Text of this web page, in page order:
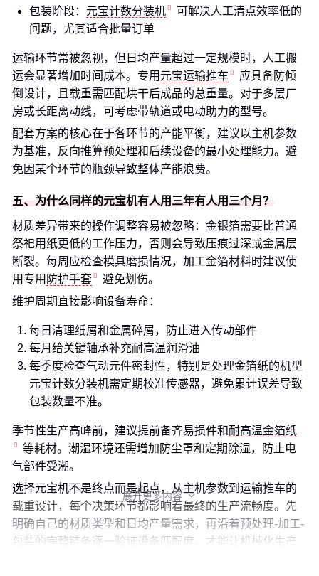
包装阶段： 元宝计数分装机
可解决人工清点效率低的
问题，尤其适合批量订单
运输环节常被忽视，但日均产量超过一定规模时，人工搬
运会显著增加时间成本。专用 元宝运输推车
应具备防倾
倒设计，且载重需匹配烘干后成品的总重量。对于多层厂
房或长距离动线，可考虑带轨道或电动助力的型号。
配套方案的核心在于各环节的产能平衡，建议以主机参数
为基准，反向推算预处理和后续设备的最小处理能力。避
免因某个环节的瓶颈导致整体产能浪费。
五、为什么同样的元宝机有人用三年有人用三个月？
材质差异带来的操作调整容易被忽略：金银箔需要比普通
祭祀用纸更低的工作压力，否则会导致压痕过深或金属层
断裂。每周应检查模具磨损情况，加工金箔材料时建议使
用专用 防护手套
避免划伤。
维护周期直接影响设备寿命：
每日清理纸屑和金属碎屑，防止进入传动部件
每月给关键轴承补充耐高温润滑油
每季度检查气动元件密封性，特别是处理金箔纸的机型
元宝计数分装机需定期校准传感器，避免累计误差导致
包装数量不准。
季节性生产高峰前，建议提前备齐易损件和耐高温金箔纸
等耗材。潮湿环境还需增加防尘罩和定期除湿，防止电
气部件受潮。
选择元宝机不是终点而是起点，从主机参数到运输推车的
载重设计，每个决策环节都影响着最终的生产流畅度。先
明确自己的材质类型和日均产量需求，再沿着预处理-加工-
包装的完整链条逐一验证设备匹配度，才能让机械化生产
展开更多内容 